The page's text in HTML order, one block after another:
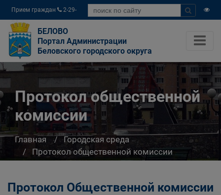
Прием граждан
2-29-
04
БЕЛОВО
Портал Администрации
Беловского городского округа
Протокол общественной
комиссии
Главная
Городская среда
Протокол общественной комиссии
Протокол Общественной комиссии